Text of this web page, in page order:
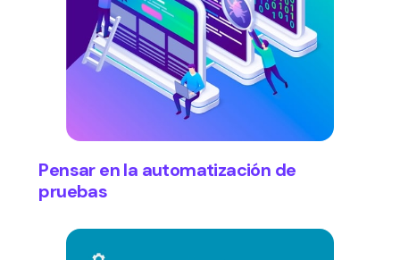
Pensar en la automatización de
pruebas